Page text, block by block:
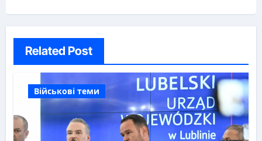
Related Post
Військові теми